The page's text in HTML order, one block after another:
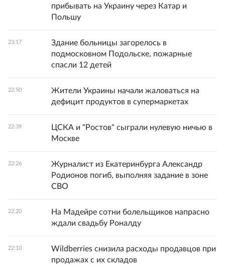
прибывать на Украину через Катар и
Польшу
23:17
Здание больницы загорелось в
подмосковном Подольске, пожарные
спасли 12 детей
22:50
Жители Украины начали жаловаться на
дефицит продуктов в супермаркетах
22:39
ЦСКА и "Ростов" сыграли нулевую ничью в
Москве
22:26
Журналист из Екатеринбурга Александр
Родионов погиб, выполняя задание в зоне
СВО
22:20
На Мадейре сотни болельщиков напрасно
ждали свадьбу Роналду
22:10
Wildberries снизила расходы продавцов при
продажах с их складов